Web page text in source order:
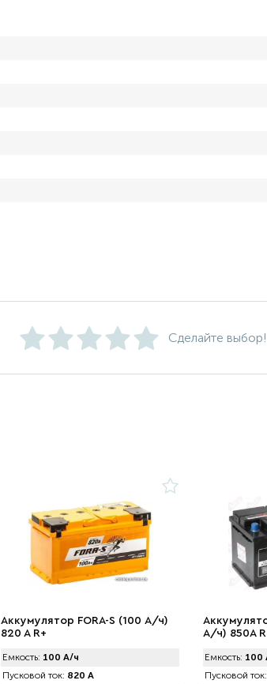
Сделайте выбор!
Аккумулятор FORA-S (100 А/ч)
820 A R+
Емкость: 100 А/ч
Пусковой ток: 820 А
А/ч) 850A
Емкость: 100
Пусковой ток: